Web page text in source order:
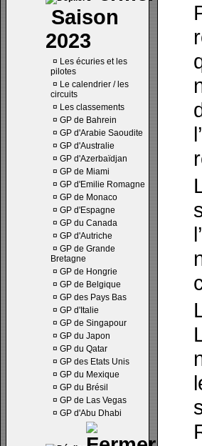
Saison
2023
¤ Les écuries et les
pilotes
¤ Le calendrier / les
circuits
¤ Les classements
¤ GP de Bahrein
¤ GP d'Arabie Saoudite
¤ GP d'Australie
¤ GP d'Azerbaïdjan
¤ GP de Miami
¤ GP d'Emilie Romagne
¤ GP de Monaco
¤ GP d'Espagne
¤ GP du Canada
¤ GP d'Autriche
¤ GP de Grande
Bretagne
¤ GP de Hongrie
¤ GP de Belgique
¤ GP des Pays Bas
¤ GP d'Italie
¤ GP de Singapour
¤ GP du Japon
¤ GP du Qatar
¤ GP des Etats Unis
¤ GP du Mexique
¤ GP du Brésil
¤ GP de Las Vegas
¤ GP d'Abu Dhabi